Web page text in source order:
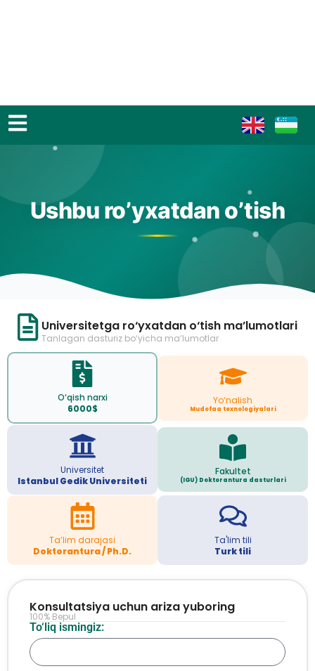
Ushbu ro’yxatdan o’tish
Universitetga ro‘yxatdan o‘tish ma’lumotlari
Tanlagan dasturiz bo‘yicha ma’lumotlar
O‘qish narxi
6000$
Yo‘nalish
Mudofaa texnologiyalari
Universitet
Istanbul Gedik Universiteti
Fakultet
(IGU) Doktorantura dasturlari
Ta’lim darajasi
Doktorantura / Ph.D.
Ta'lim tili
Turk tili
To‘liq ismingiz:
Konsultatsiya uchun ariza yuboring
100% Bepul